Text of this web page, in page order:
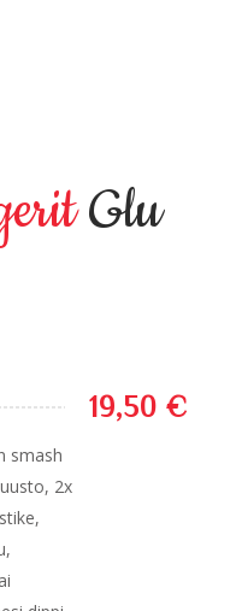
Glu
19,50 €
smash
2x